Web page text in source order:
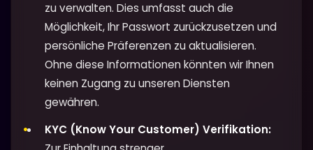
zu verwalten. Dies umfasst auch die
Möglichkeit, Ihr Passwort zurückzusetzen und
persönliche Präferenzen zu aktualisieren.
Ohne diese Informationen könnten wir Ihnen
keinen Zugang zu unseren Diensten
gewähren.
KYC (Know Your Customer) Verifikation: